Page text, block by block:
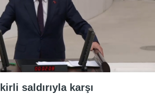
saldırıyla karşı